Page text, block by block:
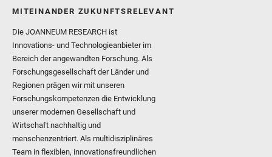
MITEINANDER ZUKUNFTSRELEVANT
Die JOANNEUM RESEARCH ist
Innovations- und Technologieanbieter im
Bereich der angewandten Forschung. Als
Forschungsgesellschaft der Länder und
Regionen prägen wir mit unseren
Forschungskompetenzen die Entwicklung
unserer modernen Gesellschaft und
Wirtschaft nachhaltig und
menschenzentriert. Als multidisziplinäres
Team in flexiblen, innovationsfreundlichen